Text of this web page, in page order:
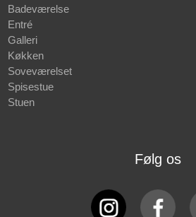
Badeværelse
Entré
Galleri
Køkken
Soveværelset
Spisestue
Stuen
Følg os